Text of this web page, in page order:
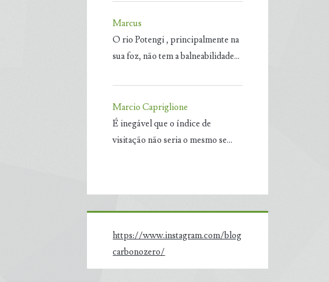
Marcus
O rio Potengi , principalmente na
sua foz, não tem a balneabilidade…
Marcio Capriglione
É inegável que o índice de
visitação não seria o mesmo se…
https://www.instagram.com/blog
carbonozero/